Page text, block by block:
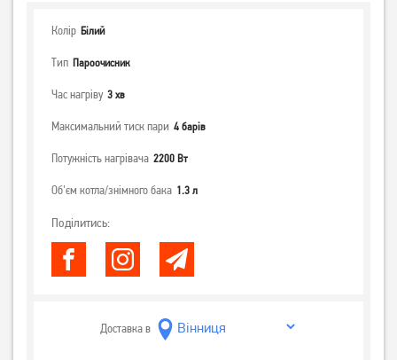
Колір Білий
Тип Пароочисник
Час нагріву 3 хв
Максимальний тиск пари 4 барів
Потужність нагрівача 2200 Вт
Об'єм котла/знімного бака 1.3 л
Поділитись:
Доставка в